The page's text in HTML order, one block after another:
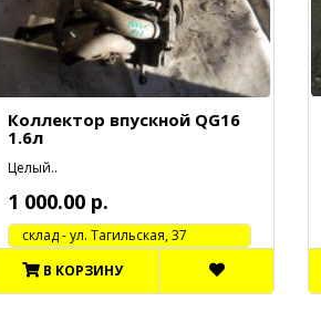
Коллектор впускной QG16
1.6л
Целый..
1 000.00 р.
cклад - ул. Тагильская, 37
В КОРЗИНУ